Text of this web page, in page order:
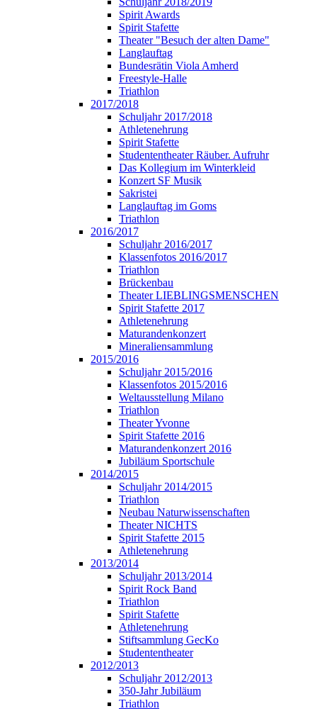
Spirit Awards
Spirit Stafette
Theater "Besuch der alten Dame"
Langlauftag
Bundesrätin Viola Amherd
Freestyle-Halle
Triathlon
2017/2018
Schuljahr 2017/2018
Athletenehrung
Spirit Stafette
Studententheater Räuber. Aufruhr
Das Kollegium im Winterkleid
Konzert SF Musik
Sakristei
Langlauftag im Goms
Triathlon
2016/2017
Schuljahr 2016/2017
Klassenfotos 2016/2017
Triathlon
Brückenbau
Theater LIEBLINGSMENSCHEN
Spirit Stafette 2017
Athletenehrung
Maturandenkonzert
Mineraliensammlung
2015/2016
Schuljahr 2015/2016
Klassenfotos 2015/2016
Weltausstellung Milano
Triathlon
Theater Yvonne
Spirit Stafette 2016
Maturandenkonzert 2016
Jubiläum Sportschule
2014/2015
Schuljahr 2014/2015
Triathlon
Neubau Naturwissenschaften
Theater NICHTS
Spirit Stafette 2015
Athletenehrung
2013/2014
Schuljahr 2013/2014
Spirit Rock Band
Triathlon
Spirit Stafette
Athletenehrung
Stiftsammlung GecKo
Studententheater
2012/2013
Schuljahr 2012/2013
350-Jahr Jubiläum
Triathlon